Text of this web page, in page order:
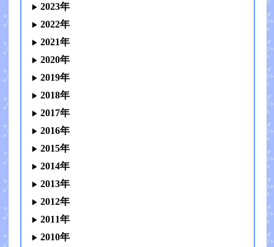
2023年
2022年
2021年
2020年
2019年
2018年
2017年
2016年
2015年
2014年
2013年
2012年
2011年
2010年